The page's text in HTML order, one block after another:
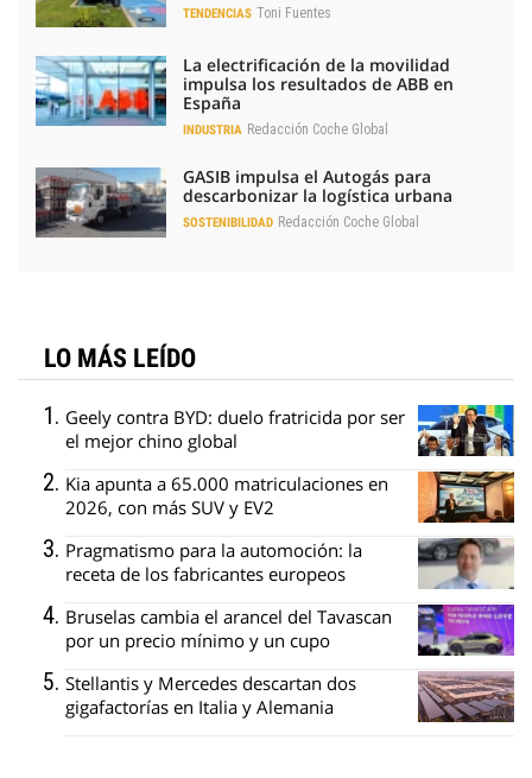
TENDENCIAS Toni Fuentes
La electrificación de la movilidad
impulsa los resultados de ABB en
España
INDUSTRIA Redacción Coche Global
GASIB impulsa el Autogás para
descarbonizar la logística urbana
SOSTENIBILIDAD Redacción Coche Global
LO MÁS LEÍDO
Geely contra BYD: duelo fratricida por ser
el mejor chino global
Kia apunta a 65.000 matriculaciones en
2026, con más SUV y EV2
Pragmatismo para la automoción: la
receta de los fabricantes europeos
Bruselas cambia el arancel del Tavascan
por un precio mínimo y un cupo
Stellantis y Mercedes descartan dos
gigafactorías en Italia y Alemania